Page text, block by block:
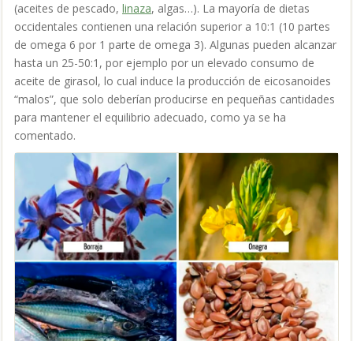
(aceites de pescado, linaza, algas…). La mayoría de dietas
occidentales contienen una relación superior a 10:1 (10 partes
de omega 6 por 1 parte de omega 3). Algunas pueden alcanzar
hasta un 25-50:1, por ejemplo por un elevado consumo de
aceite de girasol, lo cual induce la producción de eicosanoides
“malos”, que solo deberían producirse en pequeñas cantidades
para mantener el equilibrio adecuado, como ya se ha
comentado.